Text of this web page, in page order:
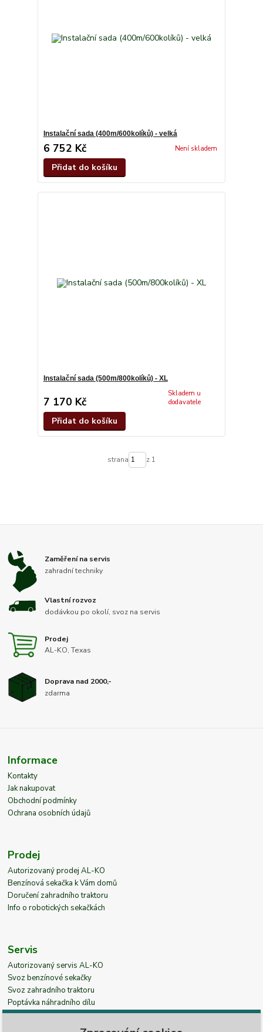
Instalační sada (400m/600kolíků) - velká
6 752 Kč Není skladem
Přidat do košíku
Instalační sada (500m/800kolíků) - XL
7 170 Kč
Skladem u
dodavatele
Přidat do košíku
strana z 1
Zaměření na servis
zahradní techniky
Vlastní rozvoz
dodávkou po okolí, svoz na servis
Prodej
AL-KO, Texas
Doprava nad 2000,-
zdarma
Informace
Kontakty
Jak nakupovat
Obchodní podmínky
Ochrana osobních údajů
Prodej
Autorizovaný prodej AL-KO
Benzínová sekačka k Vám domů
Doručení zahradního traktoru
Info o robotických sekačkách
Servis
Autorizovaný servis AL-KO
Svoz benzínové sekačky
Svoz zahradního traktoru
Poptávka náhradního dílu